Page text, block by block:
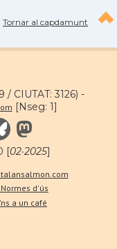
Tornar al capdamunt
/ CIUTAT: 3126) -
[Nseg: 1]
[02·2025]
d'ús
a un café